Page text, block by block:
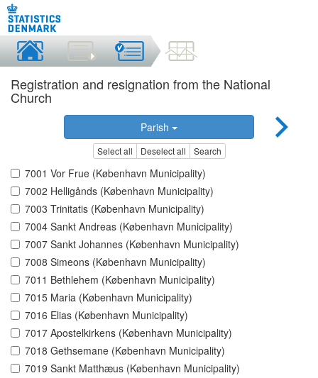
Registration and resignation from the National
Church
Parish
Select all Deselect all Search
7001 Vor Frue (København Municipality)
7002 Helligånds (København Municipality)
7003 Trinitatis (København Municipality)
7004 Sankt Andreas (København Municipality)
7007 Sankt Johannes (København Municipality)
7008 Simeons (København Municipality)
7011 Bethlehem (København Municipality)
7015 Maria (København Municipality)
7016 Elias (København Municipality)
7017 Apostelkirkens (København Municipality)
7018 Gethsemane (København Municipality)
7019 Sankt Matthæus (København Municipality)